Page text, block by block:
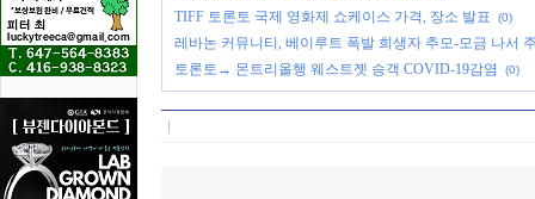
TIFF 토론토 국제 영화제 쇼케이스 가격, 장소 발표 (0)
레바논 커뮤니티, 베이루트 폭발 희생자 추모-모금 나서
토론토→ 몬트리올행 웨스트젯 승객 COVID-19감염
(0)